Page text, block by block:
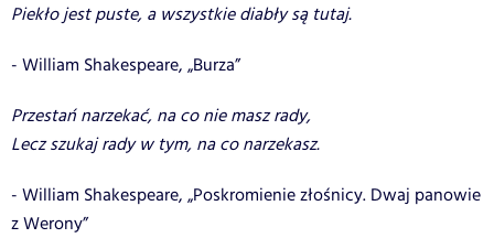
Piekło jest puste, a wszystkie diabły są tutaj.
- William Shakespeare, „Burza”
Przestań narzekać, na co nie masz rady,
Lecz szukaj rady w tym, na co narzekasz.
- William Shakespeare, „Poskromienie złośnicy. Dwaj panowie
z Werony”